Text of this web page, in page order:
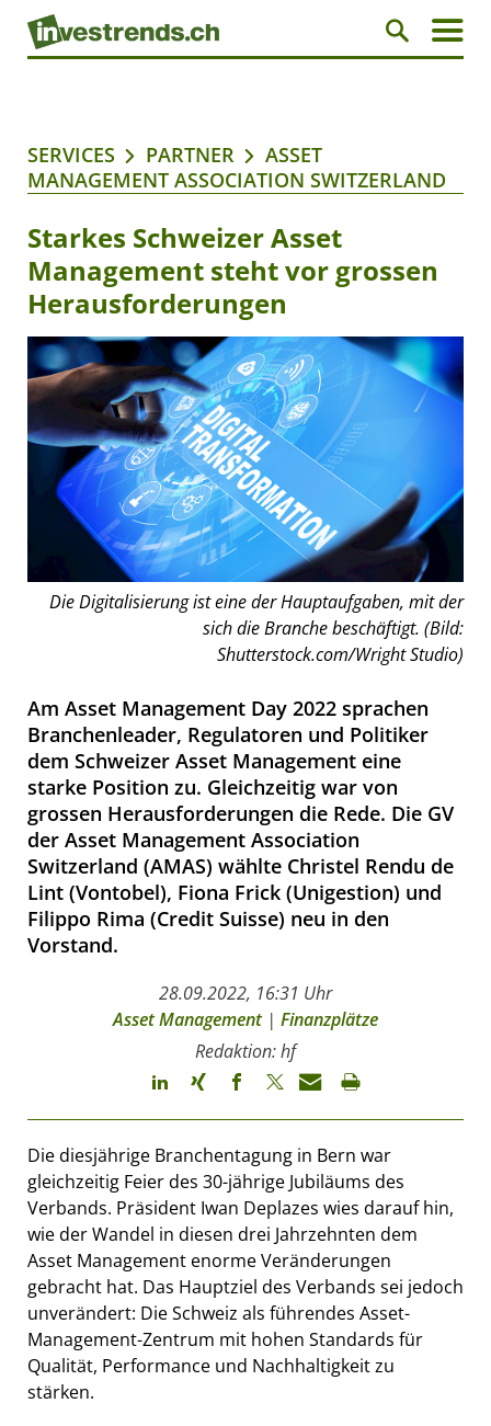
SERVICES PARTNER
ASSET
MANAGEMENT ASSOCIATION SWITZERLAND
Starkes Schweizer Asset
Management steht vor grossen
Herausforderungen
Die Digitalisierung ist eine der Hauptaufgaben, mit der
sich die Branche beschäftigt. (Bild:
Shutterstock.com/Wright Studio)
Am Asset Management Day 2022 sprachen
Branchenleader, Regulatoren und Politiker
dem Schweizer Asset Management eine
starke Position zu. Gleichzeitig war von
grossen Herausforderungen die Rede. Die GV
der Asset Management Association
Switzerland (AMAS) wählte Christel Rendu de
Lint (Vontobel), Fiona Frick (Unigestion) und
Filippo Rima (Credit Suisse) neu in den
Vorstand.
28.09.2022, 16:31 Uhr
Asset Management| Finanzplätze
Redaktion: hf
Die diesjährige Branchentagung in Bern war
gleichzeitig Feier des 30-jährige Jubiläums des
Verbands. Präsident Iwan Deplazes wies darauf hin,
wie der Wandel in diesen drei Jahrzehnten dem
Asset Management enorme Veränderungen
gebracht hat. Das Hauptziel des Verbands sei jedoch
unverändert: Die Schweiz als führendes Asset-
Management-Zentrum mit hohen Standards für
Qualität, Performance und Nachhaltigkeit zu
stärken.